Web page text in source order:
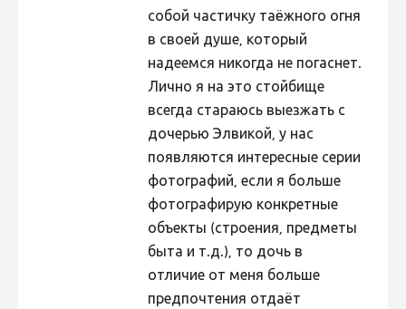
собой частичку таёжного огня
в своей душе, который
надеемся никогда не погаснет.
Лично я на это стойбище
всегда стараюсь выезжать с
дочерью Элвикой, у нас
появляются интересные серии
фотографий, если я больше
фотографирую конкретные
объекты (строения, предметы
быта и т.д.), то дочь в
отличие от меня больше
предпочтения отдаёт